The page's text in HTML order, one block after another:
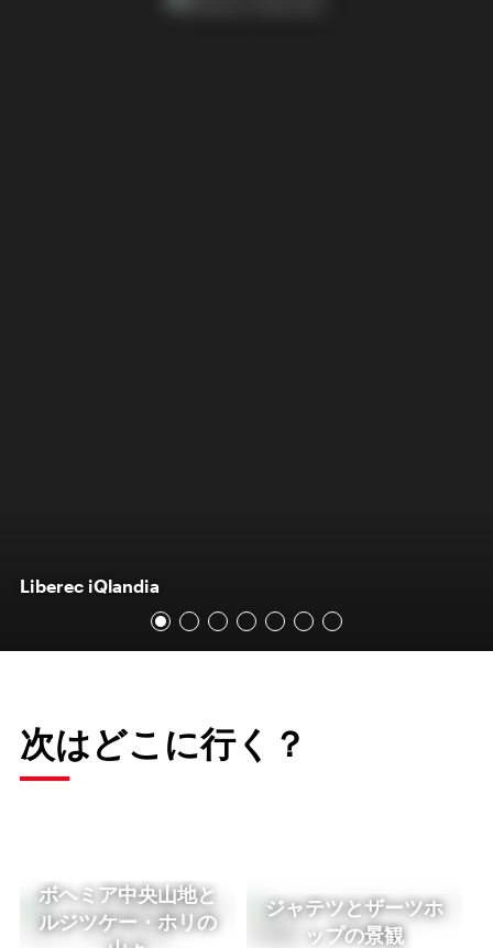
Liberec iQlandia
次はどこに行く？
ボヘミア中央山地と
ルジツケー・ホリの
ジャテツとザーツホ
ップの景観